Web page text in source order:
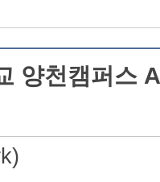
양천캠퍼스